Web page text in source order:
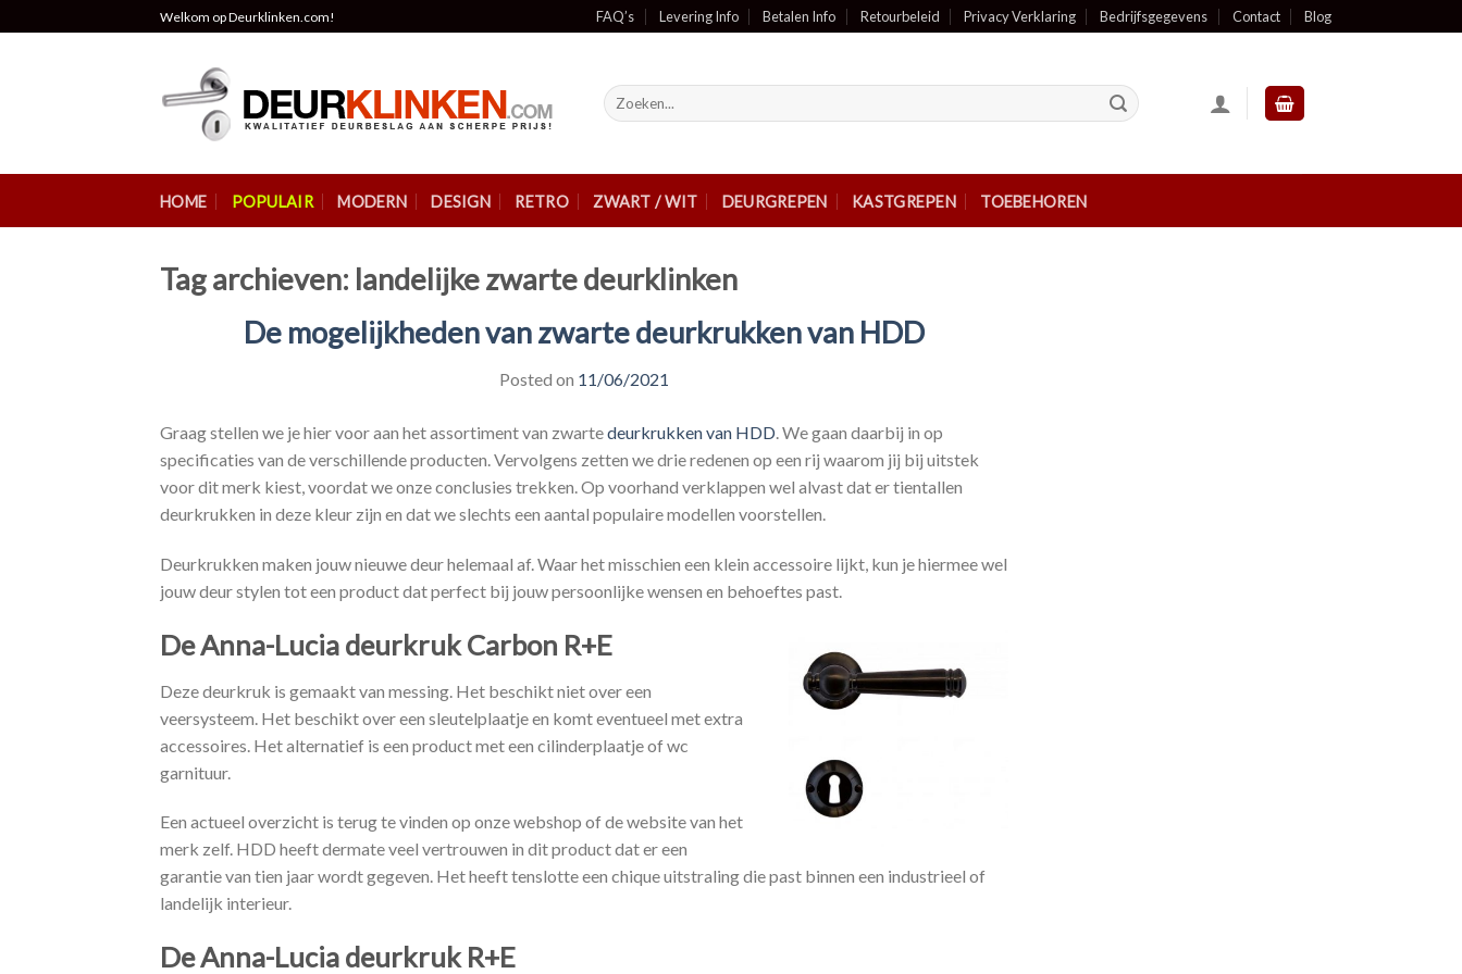
to
Welkom op Deurklinken.com! FAQ’s Levering Info Betalen Info Retourbeleid Privacy Verklaring Bedrijfsgegevens Contact Blog
Zoeken
naar:
HOME POPULAIR MODERN DESIGN RETRO ZWART / WIT DEURGREPEN KASTGREPEN TOEBEHOREN
Tag archieven: landelijke zwarte deurklinken
De mogelijkheden van zwarte deurkrukken van HDD
Posted on 11/06/2021
Graag stellen we je hier voor aan het assortiment van zwartedeurkrukken van HDD. We gaan daarbij in op
specificaties van de verschillende producten. Vervolgens zetten we drie redenen op een rij waarom jij bij uitstek
voor dit merk kiest, voordat we onze conclusies trekken. Op voorhand verklappen wel alvast dat er tientallen
deurkrukken in deze kleur zijn en dat we slechts een aantal populaire modellen voorstellen.
Deurkrukken maken jouw nieuwe deur helemaal af. Waar het misschien een klein accessoire lijkt, kun je hiermee wel
jouw deur stylen tot een product dat perfect bij jouw persoonlijke wensen en behoeftes past.
De Anna-Lucia deurkruk Carbon R+E
Deze deurkruk is gemaakt van messing. Het beschikt niet over een
veersysteem. Het beschikt over een sleutelplaatje en komt eventueel met extra
accessoires. Het alternatief is een product met een cilinderplaatje of wc
garnituur.
Een actueel overzicht is terug te vinden op onze webshop of de website van het
merk zelf. HDD heeft dermate veel vertrouwen in dit product dat er een
garantie van tien jaar wordt gegeven. Het heeft tenslotte een chique uitstraling die past binnen een industrieel of
landelijk interieur.
De Anna-Lucia deurkruk R+E